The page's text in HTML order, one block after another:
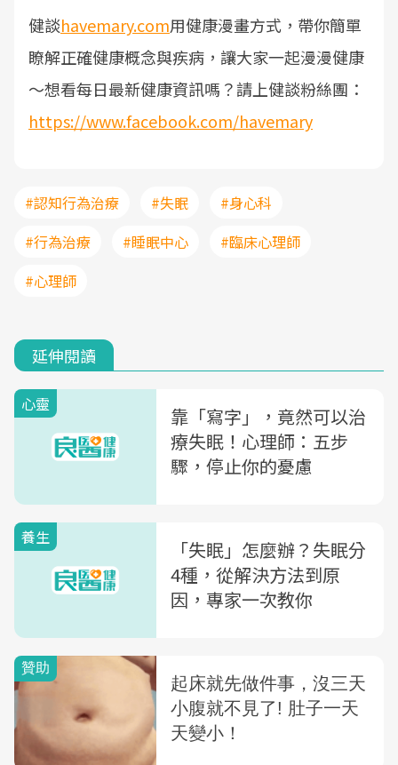
健談havemary.com用健康漫畫方式，帶你簡單
瞭解正確健康概念與疾病，讓大家一起漫漫健康
～想看每日最新健康資訊嗎？請上健談粉絲團：
https://www.facebook.com/havemary
#認知行為治療 #失眠
#身心科
#行為治療
#睡眠中心
#臨床心理師
#心理師
延伸閱讀
心靈
靠「寫字」，竟然可以治
療失眠！心理師：五步
驟，停止你的憂慮
養生
「失眠」怎麼辦？失眠分
4種，從解決方法到原
因，專家一次教你